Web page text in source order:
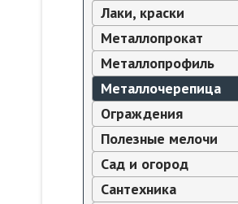
Лаки, краски
Металлопрокат
Металлопрофиль
Металлочерепица
Ограждения
Полезные мелочи
Сад и огород
Сантехника